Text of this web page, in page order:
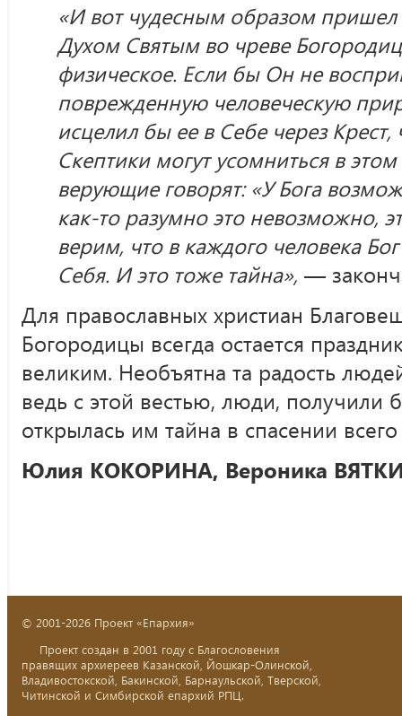
«И вот чудесным образом пришел
Духом Святым во чреве
физическое. Если бы Он не
поврежденную человеческую
исцелил бы ее в Себе через Крест,
Скептики могут усомниться в
верующие говорят: «У Бога
как-то разумно это невозможно,
верим, что в каждого человека
Себя. И это тоже тайна», —
Для православных христиан
Богородицы всегда остается
великим. Необъятна та радость
ведь с этой вестью, люди, получили
открылась им тайна в спасении
Юлия КОКОРИНА, Вероника
© 2001-2026 Проект «Епархия»
Проект создан в 2001 году с Благословения
правящих архиереев Казанской, Йошкар-Олинской,
Владивостокской, Бакинской, Барнаульской, Тверской,
Читинской и Симбирской епархий РПЦ.